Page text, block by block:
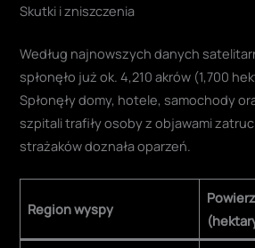
Skutki i zniszczenia
Według najnowszych danych
spłonęło już ok. 4,210 akrów (1,700
Spłonęły domy, hotele, samochody
szpitali trafiły osoby z objawami
strażaków doznała oparzeń.
Region wyspy